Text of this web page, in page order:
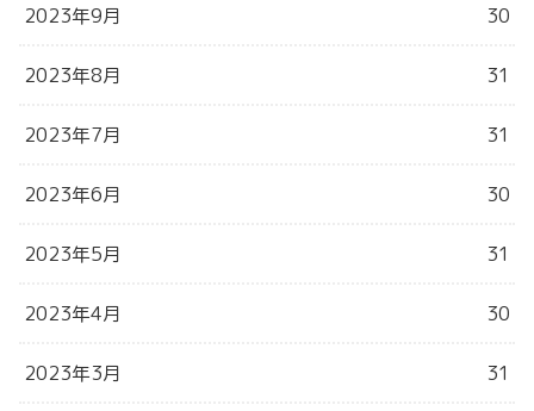
2023年9月 30
2023年8月 31
2023年7月 31
2023年6月 30
2023年5月 31
2023年4月 30
2023年3月 31